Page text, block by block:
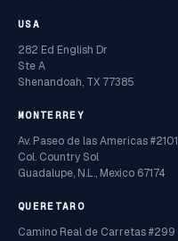
USA
282 Ed English Dr
Ste A
Shenandoah, TX 77385
MONTERREY
Av. Paseo de las Americas #2101
Col. Country Sol
Guadalupe, N.L., Mexico 67174
QUERETARO
Camino Real de Carretas #299